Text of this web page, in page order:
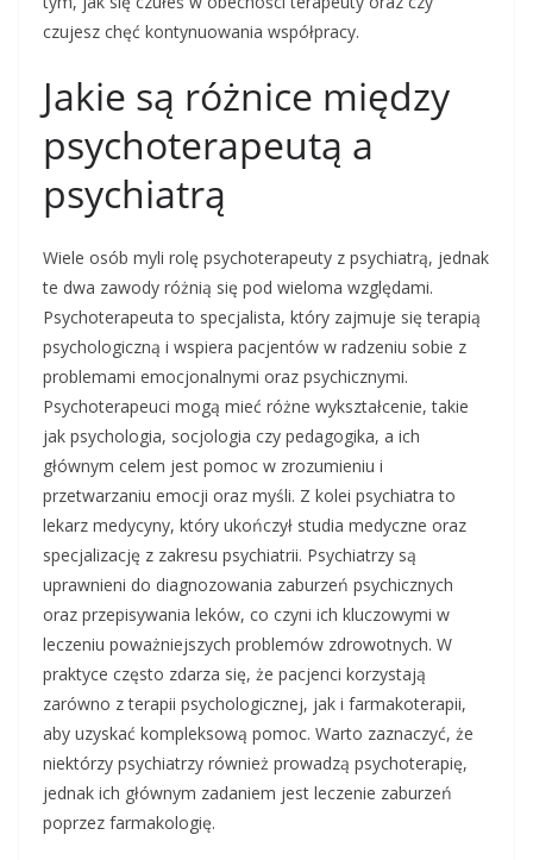
czujesz chęć kontynuowania współpracy.
Jakie są różnice między
psychoterapeutą a
psychiatrą
Wiele osób myli rolę psychoterapeuty z psychiatrą, jednak
te dwa zawody różnią się pod wieloma względami.
Psychoterapeuta to specjalista, który zajmuje się terapią
psychologiczną i wspiera pacjentów w radzeniu sobie z
problemami emocjonalnymi oraz psychicznymi.
Psychoterapeuci mogą mieć różne wykształcenie, takie
jak psychologia, socjologia czy pedagogika, a ich
głównym celem jest pomoc w zrozumieniu i
przetwarzaniu emocji oraz myśli. Z kolei psychiatra to
lekarz medycyny, który ukończył studia medyczne oraz
specjalizację z zakresu psychiatrii. Psychiatrzy są
uprawnieni do diagnozowania zaburzeń psychicznych
oraz przepisywania leków, co czyni ich kluczowymi w
leczeniu poważniejszych problemów zdrowotnych. W
praktyce często zdarza się, że pacjenci korzystają
zarówno z terapii psychologicznej, jak i farmakoterapii,
aby uzyskać kompleksową pomoc. Warto zaznaczyć, że
niektórzy psychiatrzy również prowadzą psychoterapię,
jednak ich głównym zadaniem jest leczenie zaburzeń
poprzez farmakologię.